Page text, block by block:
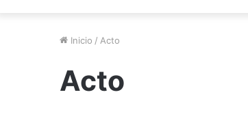
Inicio / Acto
Acto